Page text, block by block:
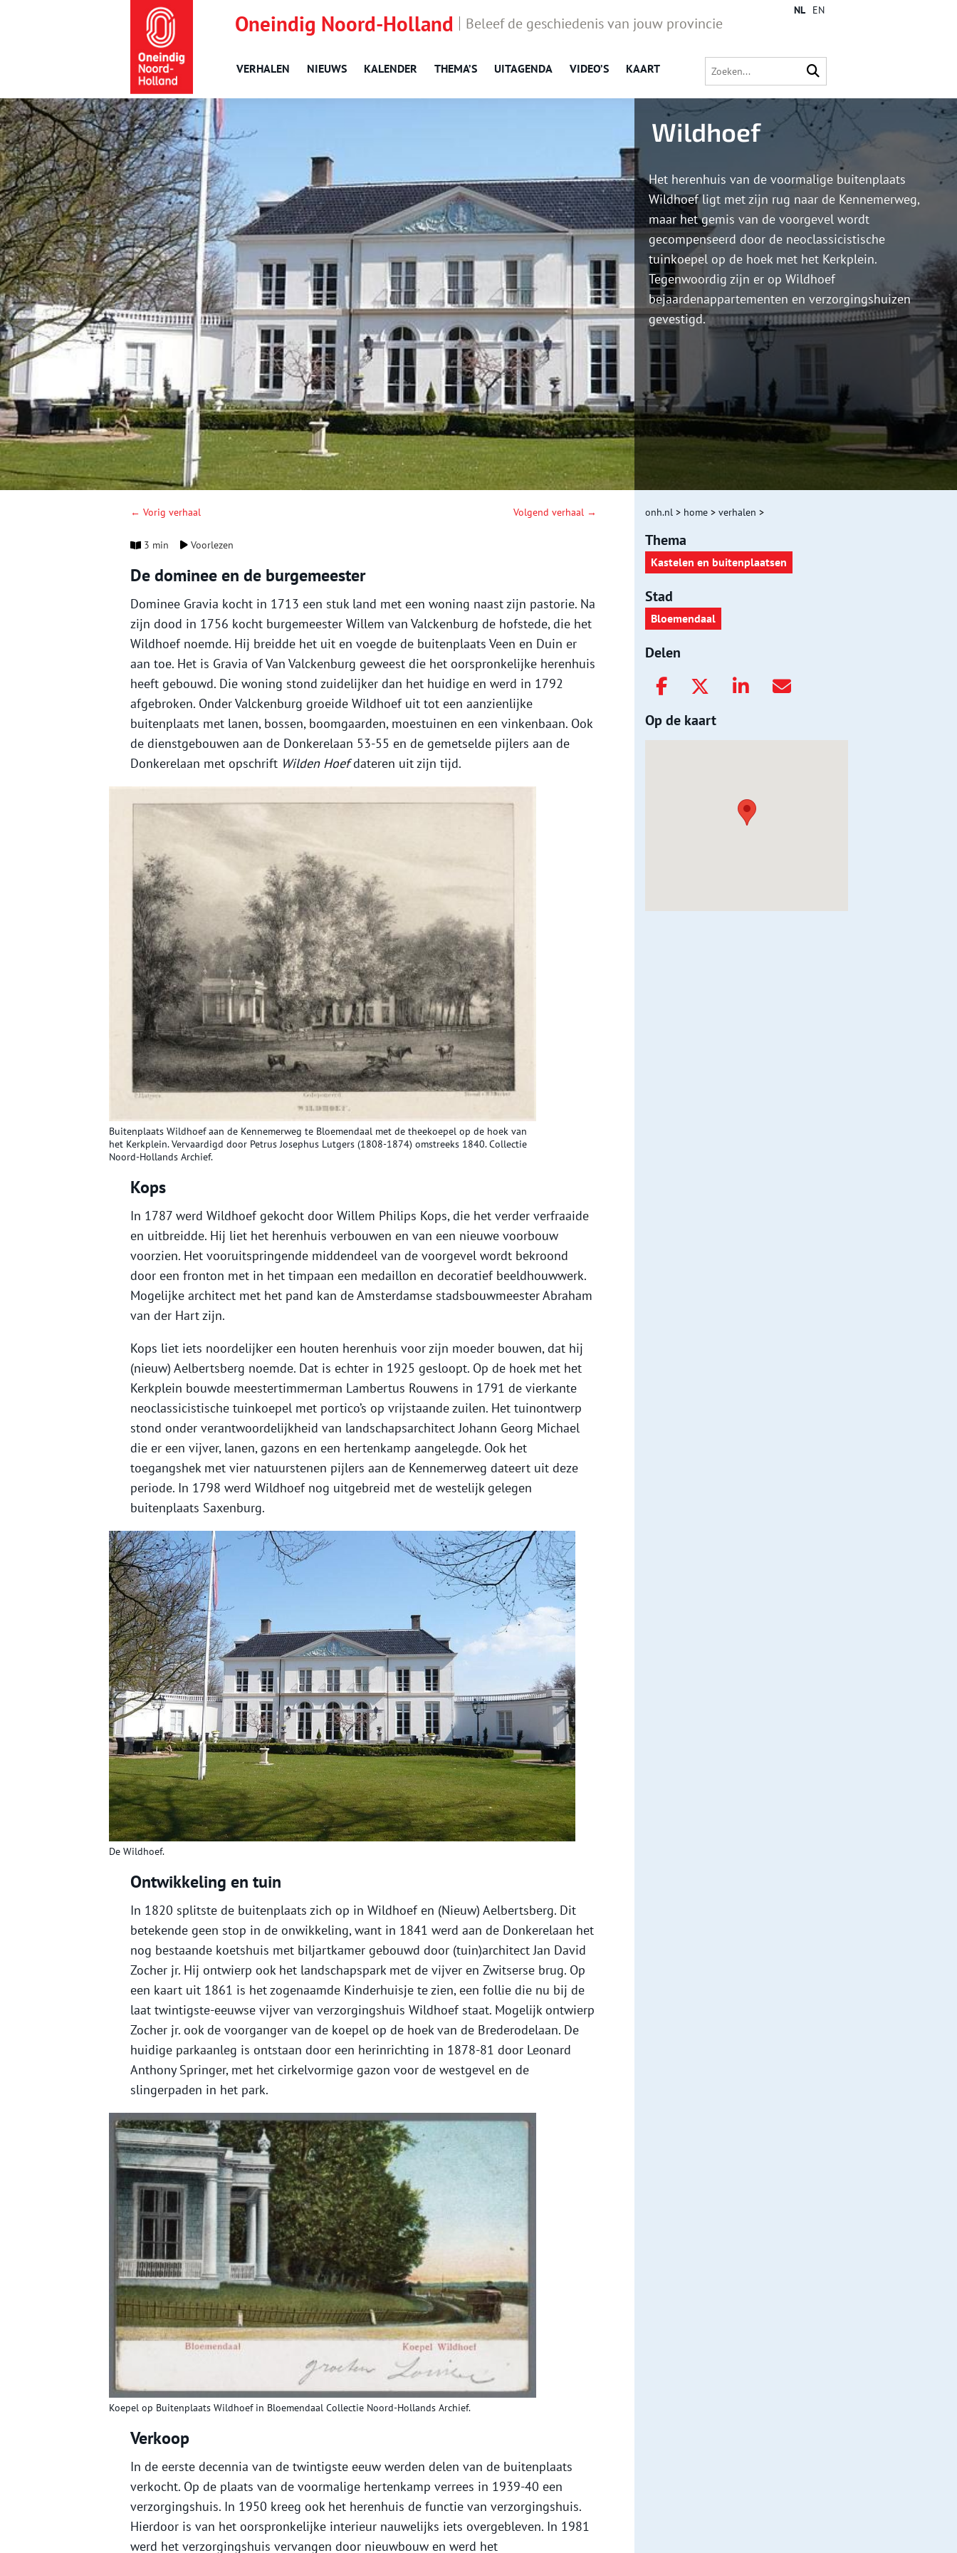
Oneindig Noord-Holland Beleef de geschiedenis van jouw provincie
VERHALEN NIEUWS KALENDER THEMA’S UITAGENDA VIDEO’S KAART
NL EN
Wildhoef
Het herenhuis van de voormalige buitenplaats
Wildhoef ligt met zijn rug naar de Kennemerweg,
maar het gemis van de voorgevel wordt
gecompenseerd door de neoclassicistische
tuinkoepel op de hoek met het Kerkplein.
Tegenwoordig zijn er op Wildhoef
bejaardenappartementen en verzorgingshuizen
gevestigd.
← Vorig verhaal Volgend verhaal →
3 min Voorlezen
De dominee en de burgemeester
Dominee Gravia kocht in 1713 een stuk land met een woning naast zijn pastorie. Na
zijn dood in 1756 kocht burgemeester Willem van Valckenburg de hofstede, die het
Wildhoef noemde. Hij breidde het uit en voegde de buitenplaats Veen en Duin er
aan toe. Het is Gravia of Van Valckenburg geweest die het oorspronkelijke herenhuis
heeft gebouwd. Die woning stond zuidelijker dan het huidige en werd in 1792
afgebroken. Onder Valckenburg groeide Wildhoef uit tot een aanzienlijke
buitenplaats met lanen, bossen, boomgaarden, moestuinen en een vinkenbaan. Ook
de dienstgebouwen aan de Donkerelaan 53-55 en de gemetselde pijlers aan de
Donkerelaan met opschrift Wilden Hoefdateren uit zijn tijd.
Buitenplaats Wildhoef aan de Kennemerweg te Bloemendaal met de theekoepel op de hoek van
het Kerkplein. Vervaardigd door Petrus Josephus Lutgers (1808-1874) omstreeks 1840. Collectie
Noord-Hollands Archief.
Kops
In 1787 werd Wildhoef gekocht door Willem Philips Kops, die het verder verfraaide
en uitbreidde. Hij liet het herenhuis verbouwen en van een nieuwe voorbouw
voorzien. Het vooruitspringende middendeel van de voorgevel wordt bekroond
door een fronton met in het timpaan een medaillon en decoratief beeldhouwwerk.
Mogelijke architect met het pand kan de Amsterdamse stadsbouwmeester Abraham
van der Hart zijn.
Kops liet iets noordelijker een houten herenhuis voor zijn moeder bouwen, dat hij
(nieuw) Aelbertsberg noemde. Dat is echter in 1925 gesloopt. Op de hoek met het
Kerkplein bouwde meestertimmerman Lambertus Rouwens in 1791 de vierkante
neoclassicistische tuinkoepel met portico’s op vrijstaande zuilen. Het tuinontwerp
stond onder verantwoordelijkheid van landschapsarchitect Johann Georg Michael
die er een vijver, lanen, gazons en een hertenkamp aangelegde. Ook het
toegangshek met vier natuurstenen pijlers aan de Kennemerweg dateert uit deze
periode. In 1798 werd Wildhoef nog uitgebreid met de westelijk gelegen
buitenplaats Saxenburg.
De Wildhoef.
Ontwikkeling en tuin
In 1820 splitste de buitenplaats zich op in Wildhoef en (Nieuw) Aelbertsberg. Dit
betekende geen stop in de onwikkeling, want in 1841 werd aan de Donkerelaan het
nog bestaande koetshuis met biljartkamer gebouwd door (tuin)architect Jan David
Zocher jr. Hij ontwierp ook het landschapspark met de vijver en Zwitserse brug. Op
een kaart uit 1861 is het zogenaamde Kinderhuisje te zien, een follie die nu bij de
laat twintigste-eeuwse vijver van verzorgingshuis Wildhoef staat. Mogelijk ontwierp
Zocher jr. ook de voorganger van de koepel op de hoek van de Brederodelaan. De
huidige parkaanleg is ontstaan door een herinrichting in 1878-81 door Leonard
Anthony Springer, met het cirkelvormige gazon voor de westgevel en de
slingerpaden in het park.
Koepel op Buitenplaats Wildhoef in Bloemendaal Collectie Noord-Hollands Archief.
Verkoop
In de eerste decennia van de twintigste eeuw werden delen van de buitenplaats
verkocht. Op de plaats van de voormalige hertenkamp verrees in 1939-40 een
verzorgingshuis. In 1950 kreeg ook het herenhuis de functie van verzorgingshuis.
Hierdoor is van het oorspronkelijke interieur nauwelijks iets overgebleven. In 1981
werd het verzorgingshuis vervangen door nieuwbouw en werd het
onh.nl > home > verhalen >
Thema
Kastelen en buitenplaatsen
Stad
Bloemendaal
Delen
Op de kaart